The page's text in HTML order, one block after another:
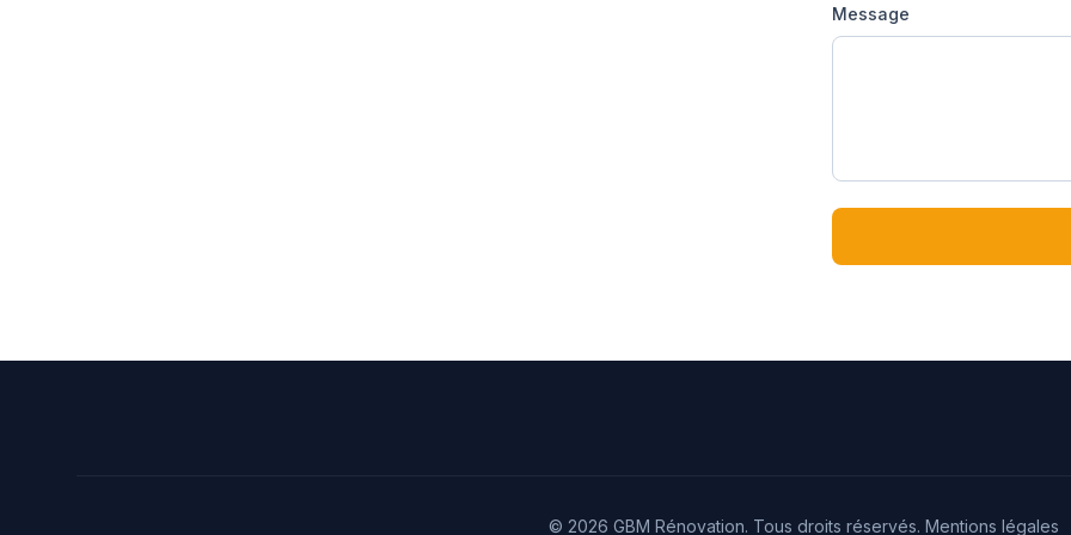
Message
© 2026 GBM Rénovation. Tous droits réservés. Mentions légales